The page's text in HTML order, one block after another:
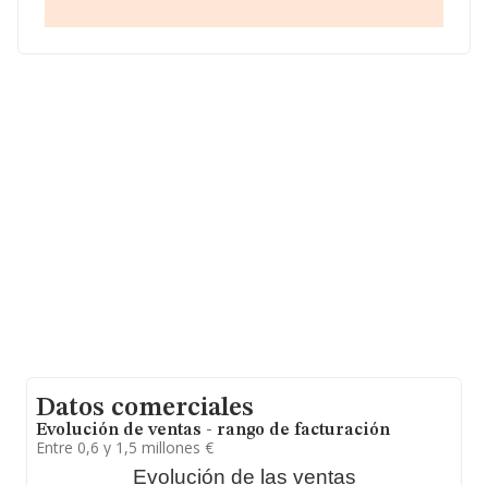
asciende a los 488 mil euros. Teniendo en cuenta la
Datos comerciales
Evolución de ventas - rango de facturación
Entre 0,6 y 1,5 millones €
Evolución de las ventas